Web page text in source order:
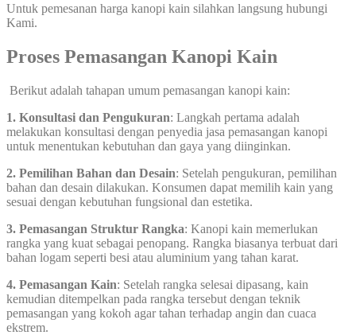
Untuk pemesanan harga kanopi kain silahkan langsung hubungi
Kami.
Proses Pemasangan Kanopi Kain
Berikut adalah tahapan umum pemasangan kanopi kain:
1. Konsultasi dan Pengukuran: Langkah pertama adalah
melakukan konsultasi dengan penyedia jasa pemasangan kanopi
untuk menentukan kebutuhan dan gaya yang diinginkan.
2. Pemilihan Bahan dan Desain: Setelah pengukuran, pemilihan
bahan dan desain dilakukan. Konsumen dapat memilih kain yang
sesuai dengan kebutuhan fungsional dan estetika.
3. Pemasangan Struktur Rangka: Kanopi kain memerlukan
rangka yang kuat sebagai penopang. Rangka biasanya terbuat dari
bahan logam seperti besi atau aluminium yang tahan karat.
4. Pemasangan Kain: Setelah rangka selesai dipasang, kain
kemudian ditempelkan pada rangka tersebut dengan teknik
pemasangan yang kokoh agar tahan terhadap angin dan cuaca
ekstrem.